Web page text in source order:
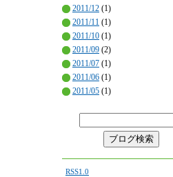
2011/12 (1)
2011/11 (1)
2011/10 (1)
2011/09 (2)
2011/07 (1)
2011/06 (1)
2011/05 (1)
RSS1.0